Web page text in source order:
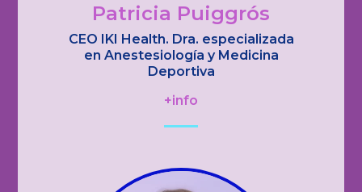
Patricia Puiggrós
CEO IKI Health. Dra. especializada
en Anestesiología y Medicina
Deportiva
+info